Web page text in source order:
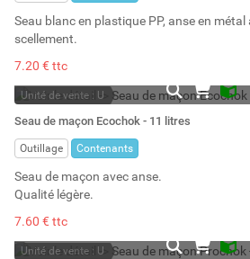
Seau blanc en plastique PP, anse en métal
scellement.
7.20 € ttc
Unité de vente : U
En stock
Stock : 13
Seau de maçon Ecochok - 11 litres
Outillage Contenants
Seau de maçon avec anse.
Qualité légère.
7.60 € ttc
Unité de vente : U